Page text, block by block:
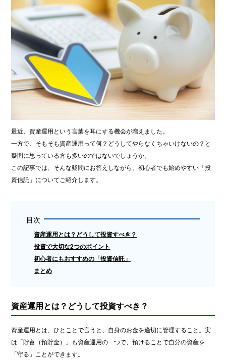
最近、資産運用という言葉を耳にする機会が増えました。
一方で、そもそも資産運用って何？どうしてやらなくちゃいけないの？と
疑問に思っている方も多いのではないでしょうか。
この記事では、そんな疑問にお答えしながら、初心者でも始めやすい「投
資信託」についてご紹介します。
目次
資産運用とは？どうして投資すべき？
投資で大切な2つのポイント
初心者にもおすすめの「投資信託」
まとめ
資産運用とは？どうして投資すべき？
資産運用とは、ひとことで言うと、自身のお金を適切に管理すること。実
は「貯蓄（預貯金）」も資産運用の一つで、預けることで自分の資産を
「守る」ことができます。